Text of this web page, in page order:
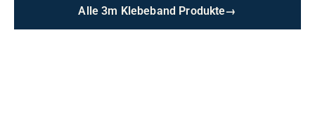
Alle 3m Klebeband Produkte→